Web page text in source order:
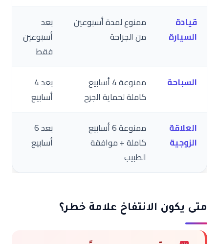
قيادة
السيارة
ممنوع لمدة أسبوعين
من الجراحة
بعد
أسبوعين
فقط
السباحة
ممنوعة 4 أسابيع
كاملة لحماية الجرح
بعد 4
أسابيع
العلاقة
الزوجية
ممنوعة 6 أسابيع
كاملة + موافقة
الطبيب
بعد 6
أسابيع
متى يكون الانتفاخ علامة خطر؟